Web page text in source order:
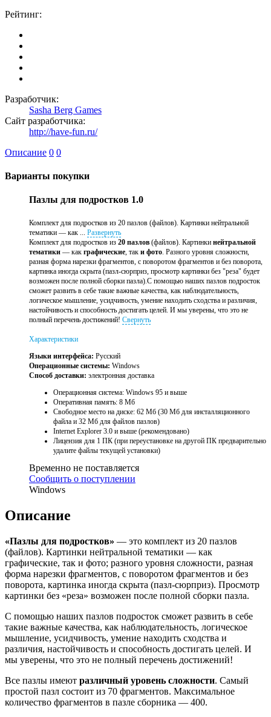
Рейтинг:
Разработчик:
Sasha Berg Games
Сайт разработчика:
http://have-fun.ru/
Описание 0 0
Варианты покупки
Пазлы для подростков 1.0
Комплект для подростков из 20 пазлов (файлов). Картинки нейтральной
тематики — как ... Развернуть
Комплект для подростков из 20 пазлов (файлов). Картинки нейтральной
тематики — как графические, так и фото. Разного уровня сложности,
разная форма нарезки фрагментов, с поворотом фрагментов и без поворота,
картинка иногда скрыта (пазл-сюрприз, просмотр картинки без "реза" будет
возможен после полной сборки пазла).С помощью наших пазлов подросток
сможет развить в себе такие важные качества, как наблюдательность,
логическое мышление, усидчивость, умение находить сходства и различия,
настойчивость и способность достигать целей. И мы уверены, что это не
полный перечень достижений! Свернуть
Характеристики
Языки интерфейса: Русский
Операционные системы: Windows
Способ доставки: электронная доставка
Операционная система: Windows 95 и выше
Оперативная память: 8 Мб
Свободное место на диске: 62 Мб (30 Мб для инсталляционного
файла и 32 Мб для файлов пазлов)
Internet Explorer 3.0 и выше (рекомендовано)
Лицензия для 1 ПК (при переустановке на другой ПК предварительно
удалите файлы текущей установки)
Временно не поставляется
Сообщить о поступлении
Windows
Описание
«Пазлы для подростков» — это комплект из 20 пазлов
(файлов). Картинки нейтральной тематики — как
графические, так и фото; разного уровня сложности, разная
форма нарезки фрагментов, с поворотом фрагментов и без
поворота, картинка иногда скрыта (пазл-сюрприз). Просмотр
картинки без «реза» возможен после полной сборки пазла.
С помощью наших пазлов подросток сможет развить в себе
такие важные качества, как наблюдательность, логическое
мышление, усидчивость, умение находить сходства и
различия, настойчивость и способность достигать целей. И
мы уверены, что это не полный перечень достижений!
Все пазлы имеют различный уровень сложности. Самый
простой пазл состоит из 70 фрагментов. Максимальное
количество фрагментов в пазле сборника — 400.